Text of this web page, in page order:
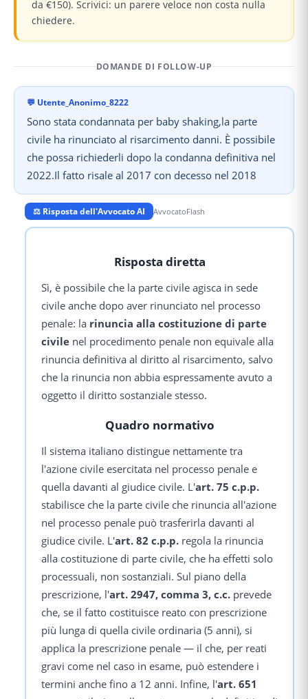
da €150). Scrivici: un parere veloce non costa nulla
chiedere.
DOMANDE DI FOLLOW-UP
💬 Utente_Anonimo_8222
Sono stata condannata per baby shaking,la parte
civile ha rinunciato al risarcimento danni. È possibile
che possa richiederli dopo la condanna definitiva nel
2022.Il fatto risale al 2017 con decesso nel 2018
⚖️ Risposta dell'Avvocato AI AvvocatoFlash
Risposta diretta
Sì, è possibile che la parte civile agisca in sede
civile anche dopo aver rinunciato nel processo
penale: la rinuncia alla costituzione di parte
civile nel procedimento penale non equivale alla
rinuncia definitiva al diritto al risarcimento, salvo
che la rinuncia non abbia espressamente avuto a
oggetto il diritto sostanziale stesso.
Quadro normativo
Il sistema italiano distingue nettamente tra
l'azione civile esercitata nel processo penale e
quella davanti al giudice civile. L'art. 75 c.p.p.
stabilisce che la parte civile che rinuncia all'azione
nel processo penale può trasferirla davanti al
giudice civile. L'art. 82 c.p.p. regola la rinuncia
alla costituzione di parte civile, che ha effetti solo
processuali, non sostanziali. Sul piano della
prescrizione, l'art. 2947, comma 3, c.c. prevede
che, se il fatto costituisce reato con prescrizione
più lunga di quella civile ordinaria (5 anni), si
applica la prescrizione penale — il che, per reati
gravi come nel caso in esame, può estendere i
termini anche fino a 12 anni. Infine, l'art. 651